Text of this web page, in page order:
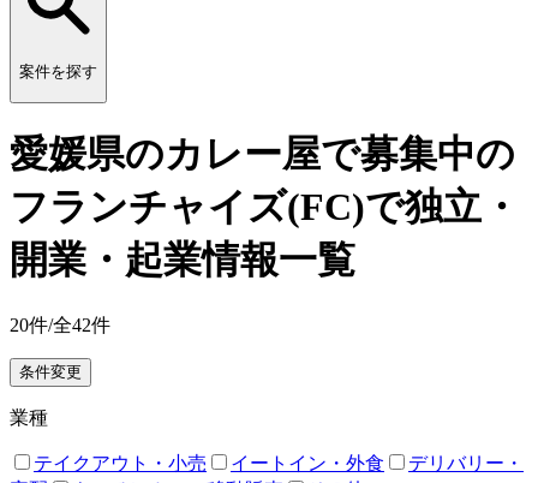
案件を探す
愛媛県のカレー屋で募集中の
フランチャイズ(FC)で独立・
開業・起業情報一覧
20件/全42件
条件変更
業種
テイクアウト・小売 イートイン・外食
デリバリー・